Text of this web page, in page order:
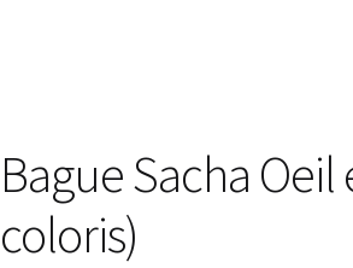
Bague Sacha
coloris)